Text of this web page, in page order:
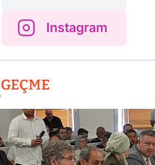
Instagram